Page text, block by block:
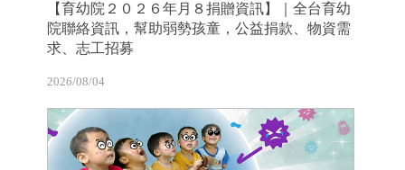
【育幼院２０２６年月８捐贈資訊】｜全台育幼
院聯絡資訊，幫助弱勢孩童，公益捐款、物資需
求、志工招募
2026/08/04